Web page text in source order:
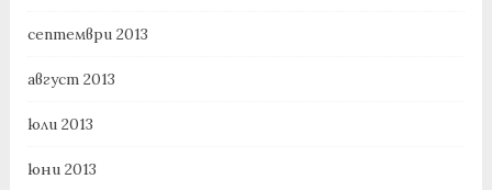
септември 2013
август 2013
юли 2013
юни 2013